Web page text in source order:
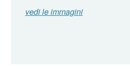
vedi le immagini